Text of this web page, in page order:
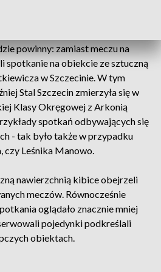
powinny: zamiast meczu na
spotkanie na obiekcie ze sztuczną
w Szczecinie. W tym
Stal Szczecin zmierzyła się w
Klasy Okręgowej z Arkonią
spotkań odbywających się
- tak było także w przypadku
czy Leśnika Manowo.
nawierzchnią kibice obejrzeli
meczów. Równocześnie
oglądało znacznie mniej
pojedynki podkreślali
obiektach.